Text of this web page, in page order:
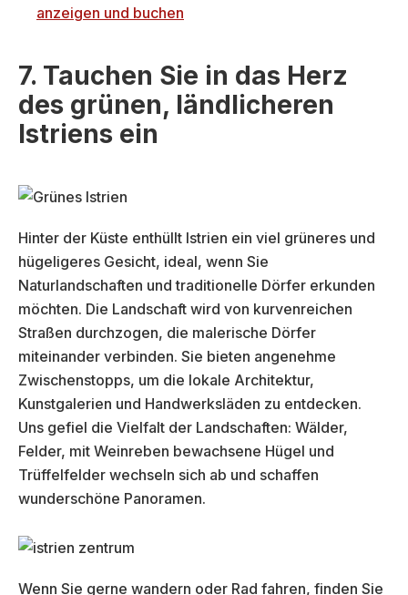
anzeigen und buchen
7. Tauchen Sie in das Herz
des grünen, ländlicheren
Istriens ein
Hinter der Küste enthüllt Istrien ein viel grüneres und
hügeligeres Gesicht, ideal, wenn Sie
Naturlandschaften und traditionelle Dörfer erkunden
möchten. Die Landschaft wird von kurvenreichen
Straßen durchzogen, die malerische Dörfer
miteinander verbinden. Sie bieten angenehme
Zwischenstopps, um die lokale Architektur,
Kunstgalerien und Handwerksläden zu entdecken.
Uns gefiel die Vielfalt der Landschaften: Wälder,
Felder, mit Weinreben bewachsene Hügel und
Trüffelfelder wechseln sich ab und schaffen
wunderschöne Panoramen.
Wenn Sie gerne wandern oder Rad fahren, finden Sie